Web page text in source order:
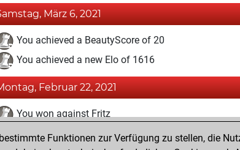
März 6, 2021
You achieved a BeautyScore of 20
You achieved a new Elo of 1616
Februar 22, 2021
You won against Fritz
Dienstag, Februar 16, 2021
Funktionen zur Verfügung zu stellen, die